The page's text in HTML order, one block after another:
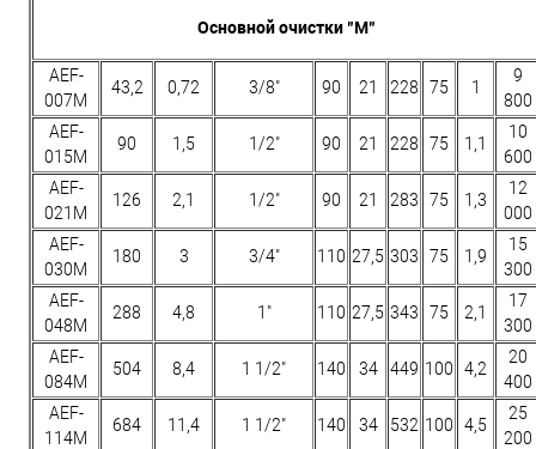
Основной очистки "M"
AEF-
007M
43,2 0,72 3/8" 90 21 228 75 1
9
800
AEF-
015M
90 1,5 1/2" 90 21 228 75 1,1
10
600
AEF-
021M
126 2,1 1/2" 90 21 283 75 1,3
12
000
AEF-
030M
180 3 3/4" 110 27,5 303 75 1,9
15
300
AEF-
048M
288 4,8 1" 110 27,5 343 75 2,1
17
300
AEF-
084M
504 8,4 1 1/2" 140 34 449 100 4,2
20
400
AEF-
114M
684 11,4 1 1/2" 140 34 532 100 4,5
25
200